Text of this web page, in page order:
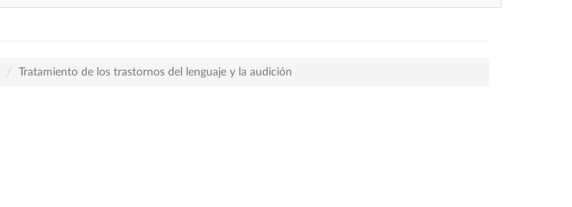
Tratamiento de los trastornos del lenguaje y la audición